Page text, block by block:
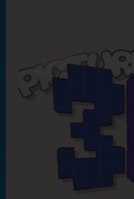
Halloween